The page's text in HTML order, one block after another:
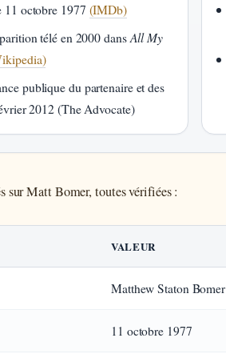
11 octobre 1977 (IMDb)
télé en 2000 dansAll My
publique du partenaire et des
2012 (The Advocate)
sur Matt Bomer, toutes vérifiées :
VALEUR
Matthew Staton Bomer
11 octobre 1977